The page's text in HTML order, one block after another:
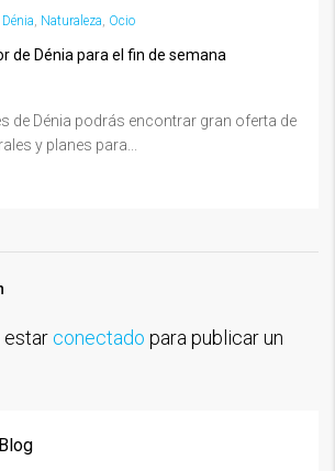
Dénia, Naturaleza, Ocio
de Dénia para el fin de semana
de Dénia podrás encontrar gran oferta de
y planes para...
estar conectado para publicar un